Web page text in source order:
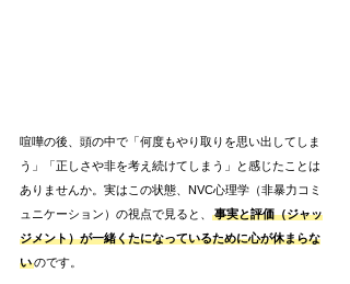
喧嘩の後、頭の中で「何度もやり取りを思い出してしま
う」「正しさや非を考え続けてしまう」と感じたことは
ありませんか。実はこの状態、NVC心理学（非暴力コミ
ュニケーション）の視点で見ると、
事実と評価（ジャッ
ジメント）が一緒くたになっているために心が休まらな
いのです。